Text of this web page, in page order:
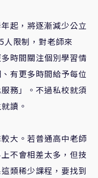
起，將逐漸減少公立
人限制，對老師來
時間關注個別學習情
有更多時間給予每位
務」。不過私校就須
讀。
大。若普通高中老師
不會相差太多，但技
類稀少課程，要找到